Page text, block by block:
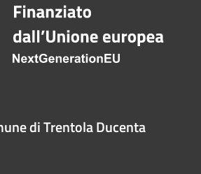
di Trentola Ducenta